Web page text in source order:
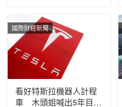
國際財經新聞
看好特斯拉機器人計程
車 木頭姐喊出5年目標